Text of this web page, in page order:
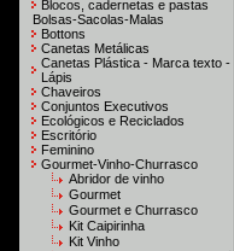
Blocos, cadernetas e pastas
Bolsas-Sacolas-Malas
Bottons
Canetas Metálicas
Canetas Plástica - Marca texto -
Lápis
Chaveiros
Conjuntos Executivos
Ecológicos e Reciclados
Escritório
Feminino
Gourmet-Vinho-Churrasco
Abridor de vinho
Gourmet
Gourmet e Churrasco
Kit Caipirinha
Kit Vinho